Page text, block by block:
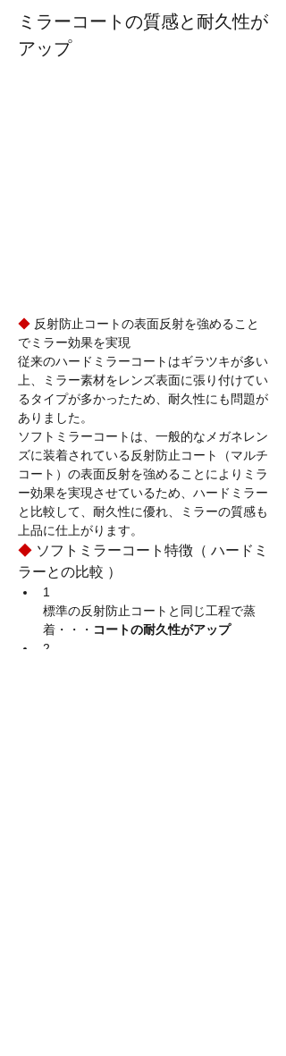
ミラーコートの質感と耐久性が
アップ
◆ 反射防止コートの表面反射を強めること
でミラー効果を実現
従来のハードミラーコートはギラツキが多い
上、ミラー素材をレンズ表面に張り付けてい
るタイプが多かったため、耐久性にも問題が
ありました。
ソフトミラーコートは、一般的なメガネレン
ズに装着されている反射防止コート（マルチ
コート）の表面反射を強めることによりミラ
ー効果を実現させているため、ハードミラー
と比較して、耐久性に優れ、ミラーの質感も
上品に仕上がります。
◆ ソフトミラーコート特徴（ ハードミ
ラーとの比較 ）
1
標準の反射防止コートと同じ工程で蒸
着・・・ コートの耐久性がアップ
2